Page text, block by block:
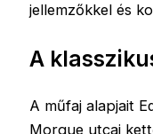
jellemzőkkel és
A
A műfaj alapjait
Morgue utcai